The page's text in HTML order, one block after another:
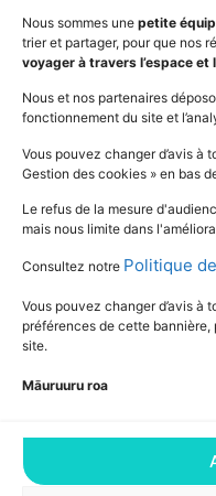
Nous sommes une petite
trier et partager, pour que nos
voyager à travers l’espace et
Nous et nos partenaires
fonctionnement du site et
Vous pouvez changer d’avis à
Gestion des cookies » en bas
Le refus de la mesure
mais nous limite dans
Consultez notre Politique
Vous pouvez changer d’avis à
préférences de cette
site.
Māuruuru roa
Outils
Vidéos
SUIVEZ
Consultez